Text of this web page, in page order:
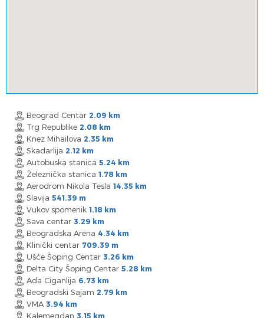
Beograd Centar 2.09 km
Trg Republike 2.08 km
Knez Mihailova 2.35 km
Skadarlija 2.12 km
Autobuska stanica 5.24 km
Železnička stanica 1.78 km
Aerodrom Nikola Tesla 14.35 km
Slavija 541.39 m
Vukov spomenik 1.18 km
Sava centar 3.29 km
Beogradska Arena 4.34 km
Klinički centar 709.39 m
Ušće Šoping Centar 3.26 km
Delta City Šoping Centar 5.28 km
Ada Ciganlija 6.73 km
Beogradski Sajam 2.79 km
VMA 3.94 km
Kalemegdan 3.15 km